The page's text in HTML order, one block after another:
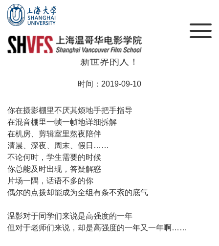
【教师节】节日快乐，感谢每一位为我们打开
新世界的人！
时间：2019-09-10
你在摄影棚里不厌其烦地手把手指导
在混音棚里一帧一帧地详细拆解
在机房、剪辑室里熬夜陪伴
清晨、深夜、周末、假日……
不论何时，学生需要的时候
你总能及时出现，答疑解惑
片场一隅，话语不多的你
偶尔的点拨却能成为全组有条不紊的底气
温影对于同学们来说是高强度的一年
但对于老师们来说，却是高强度的一年又一年啊……